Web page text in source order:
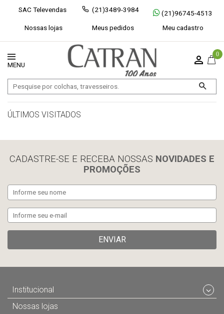
SAC Televendas (21)3489-3984
(21)96745-4513
Nossas lojas
Meus pedidos Meu cadastro
0
Exibir todos Fechar [×]
ÚLTIMOS VISITADOS
CADASTRE-SE E RECEBA NOSSAS NOVIDADES E
PROMOÇÕES
ENVIAR
Institucional
Nossas lojas